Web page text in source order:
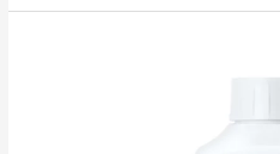
Skalbimo